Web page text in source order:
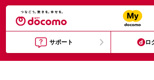
サポート ロ